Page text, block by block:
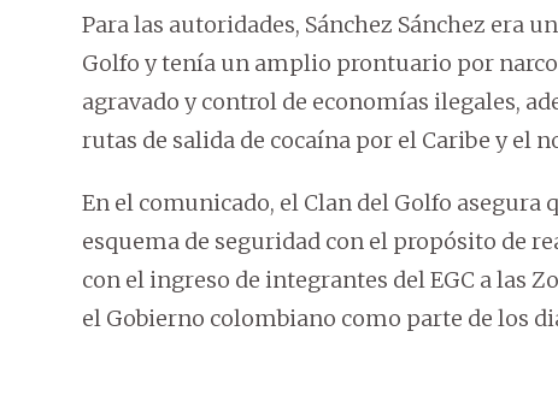
Para las autoridades, Sánchez Sánchez era
Golfo y tenía un amplio prontuario por
agravado y control de economías ilegales,
rutas de salida de cocaína por el Caribe y el
En el comunicado, el Clan del Golfo asegura
esquema de seguridad con el propósito de
con el ingreso de integrantes del EGC a las
el Gobierno colombiano como parte de los